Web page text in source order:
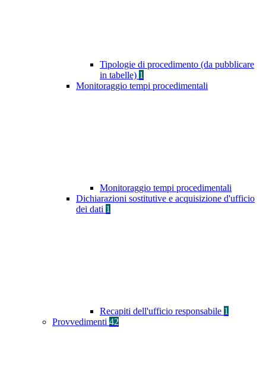
Tipologie di procedimento (da pubblicare
in tabelle) 1
Monitoraggio tempi procedimentali
Monitoraggio tempi procedimentali
Dichiarazioni sostitutive e acquisizione d'ufficio
dei dati 1
Recapiti dell'ufficio responsabile 1
Provvedimenti 42